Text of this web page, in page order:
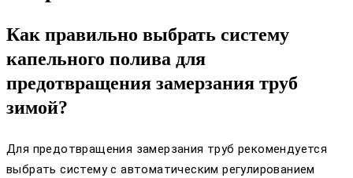
Как правильно выбрать систему
капельного полива для
предотвращения замерзания труб
зимой?
Для предотвращения замерзания труб рекомендуется
выбрать систему с автоматическим регулированием